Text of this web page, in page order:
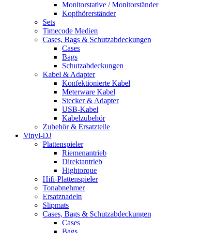
Monitorstative / Monitorständer
Kopfhörerständer
Sets
Timecode Medien
Cases, Bags & Schutzabdeckungen
Cases
Bags
Schutzabdeckungen
Kabel & Adapter
Konfektionierte Kabel
Meterware Kabel
Stecker & Adapter
USB-Kabel
Kabelzubehör
Zubehör & Ersatzteile
Vinyl-DJ
Plattenspieler
Riemenantrieb
Direktantrieb
Hightorque
Hifi-Plattenspieler
Tonabnehmer
Ersatznadeln
Slipmats
Cases, Bags & Schutzabdeckungen
Cases
Bags